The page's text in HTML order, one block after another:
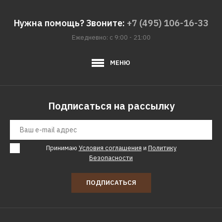
ДОБАВИТЬ В ПОЖЕЛАНИЯ
Дрель STATUS DP550
2137р.
Нужна помощь? Звоните: +7 (495) 106-16-33
Ежедневно: с 9:00 - 21:00
МЕНЮ
Подписаться на рассылку
Принимаю Условия соглашения и Политику
Безопасности
ПОДПИСАТЬСЯ